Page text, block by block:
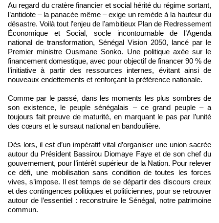
Au regard du cratère financier et social hérité du régime sortant,
l’antidote – la panacée même – exige un remède à la hauteur du
désastre. Voilà tout l’enjeu de l'ambitieux Plan de Redressement
Économique et Social, socle incontournable de l’Agenda
national de transformation, Sénégal Vision 2050, lancé par le
Premier ministre Ousmane Sonko. Une politique axée sur le
financement domestique, avec pour objectif de financer 90 % de
l’initiative à partir des ressources internes, évitant ainsi de
nouveaux endettements et renforçant la préférence nationale.
Comme par le passé, dans les moments les plus sombres de
son existence, le peuple sénégalais – ce grand peuple – a
toujours fait preuve de maturité, en marquant le pas par l’unité
des cœurs et le sursaut national en bandoulière.
Dès lors, il est d’un impératif vital d’organiser une union sacrée
autour du Président Bassirou Diomaye Faye et de son chef du
gouvernement, pour l’intérêt supérieur de la Nation. Pour relever
ce défi, une mobilisation sans condition de toutes les forces
vives, s’impose. Il est temps de se départir des discours creux
et des contingences politiques et politiciennes, pour se retrouver
autour de l’essentiel : reconstruire le Sénégal, notre patrimoine
commun.